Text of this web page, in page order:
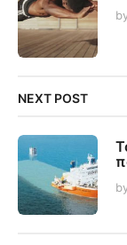
NEXT POST